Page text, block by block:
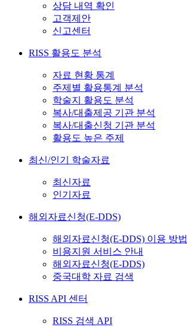
상담 내역 확인
고객제안
신고센터
RISS 활용도 분석
자료 현황 통계
주제별 활용통계 분석
학술지 활용도 분석
복사/대출제공 기관 분석
복사/대출신청 기관 분석
활용도 높은 주제
최신/인기 학술자료
최신자료
인기자료
해외자료신청(E-DDS)
해외자료신청(E-DDS) 이용 방법
비용지원 서비스 안내
해외자료신청(E-DDS)
중국대학 자료 검색
RISS API 센터
RISS 검색 API